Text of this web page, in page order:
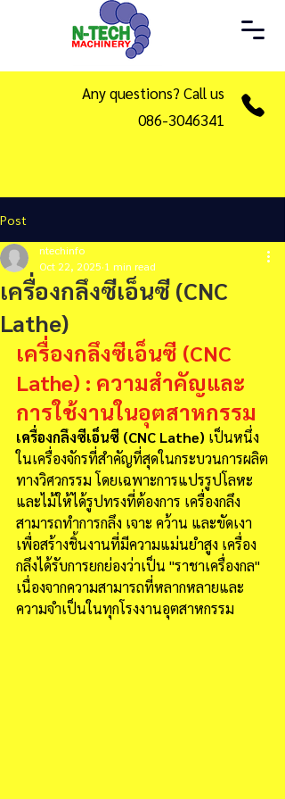
Any questions? Call us
086-3046341
Post
เครื่องกลึงซีเอ็นซี (CNC
Lathe)
ntechinfo
Oct 22, 2025 1 min read
เครื่องกลึงซีเอ็นซี (CNC
Lathe) : ความสำคัญและ
การใช้งานในอุตสาหกรรม
เครื่องกลึงซีเอ็นซี (CNC Lathe) เป็นหนึ่ง
ในเครื่องจักรที่สำคัญที่สุดในกระบวนการผลิต
ทางวิศวกรรม โดยเฉพาะการแปรรูปโลหะ
และไม้ให้ได้รูปทรงที่ต้องการ เครื่องกลึง
สามารถทำการกลึง เจาะ คว้าน และขัดเงา
เพื่อสร้างชิ้นงานที่มีความแม่นยำสูง เครื่อง
กลึงได้รับการยกย่องว่าเป็น "ราชาเครื่องกล"
เนื่องจากความสามารถที่หลากหลายและ
ความจำเป็นในทุกโรงงานอุตสาหกรรม